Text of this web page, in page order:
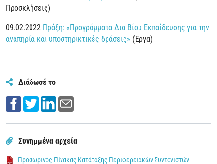
Προσκλήσεις)
09.02.2022 Πράξη: «Προγράμματα Δια Βίου Εκπαίδευσης για την
αναπηρία και υποστηρικτικές δράσεις» (Έργα)
Διάδωσέ το
Συνημμένα αρχεία
Προσωρινός Πίνακας Κατάταξης Περιφερειακών Συντονιστών